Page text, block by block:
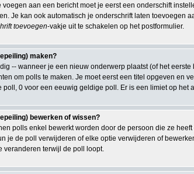
voegen aan een bericht moet je eerst een onderschift
Je kan ook automatisch je onderschrift laten toevoegen
toevoegen-vakje uit te schakelen op het postformulier.
maken?
-- wanneer je een nieuw onderwerp plaatst (of het
om polls te maken. Je moet eerst een titel opgeven en
poll, 0 voor een eeuwig geldige poll. Er is een limiet op het
bewerken of wissen?
polls enkel bewerkt worden door de persoon die ze
je de poll verwijderen of elke optie verwijderen of
veranderen terwijl de poll loopt.